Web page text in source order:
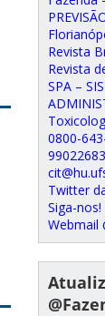
Revista
Revista
SPA –
0800-
Twitter
Siga-nos!
Webmail